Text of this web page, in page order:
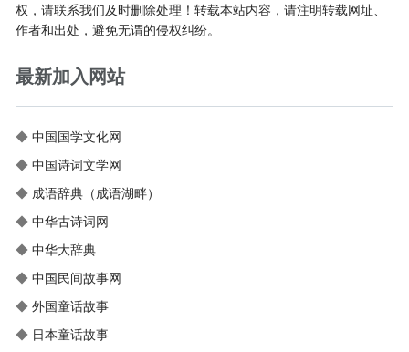
权，请联系我们及时删除处理！转载本站内容，请注明转载网址、
作者和出处，避免无谓的侵权纠纷。
最新加入网站
◆中国国学文化网
◆中国诗词文学网
◆ 成语辞典（成语湖畔）
◆中华古诗词网
◆中华大辞典
◆中国民间故事网
◆外国童话故事
◆ 日本童话故事